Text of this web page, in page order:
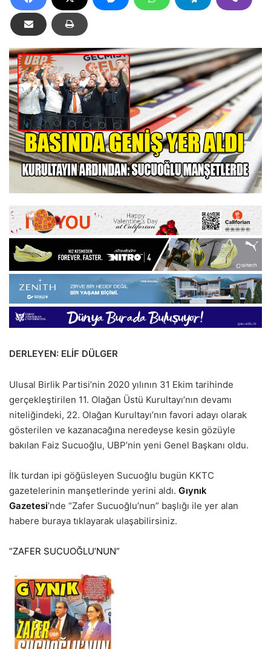
DERLEYEN: ELİF DÜLGER
Ulusal Birlik Partisi’nin 2020 yılının 31 Ekim tarihinde
gerçekleştirilen 11. Olağan Üstü Kurultayı’nın devamı
niteliğindeki, 22. Olağan Kurultayı’nın favori adayı olarak
gösterilen ve kazanacağına neredeyse kesin gözüyle
bakılan Faiz Sucuoğlu, UBP’nin yeni Genel Başkanı oldu.
İlk turdan ipi göğüsleyen Sucuoğlu bugün KKTC
gazetelerinin manşetlerinde yerini aldı. Gıynık
Gazetesi’nde “Zafer Sucuoğlu’nun” başlığı ile yer alan
habere buraya tıklayarak ulaşabilirsiniz.
“ZAFER SUCUOĞLU’NUN”